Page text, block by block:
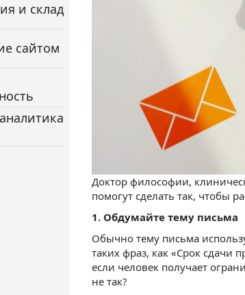
и склад
сайтом
Доктор философии,
помогут сделать так, чтобы
1. Обдумайте тему письма
Обычно тему письма
таких фраз, как «Срок сдачи
если человек получает
не так?